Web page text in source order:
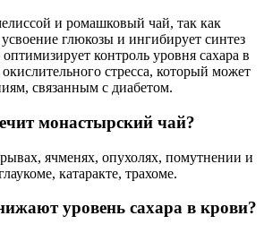
и ромашковый чай, так как
глюкозы и ингибирует синтез
контроль уровня сахара в
стресса, который может
связанным с диабетом.
монастырский чай?
ячменях, опухолях, помутнении и
катаракте, трахоме.
уровень сахара в крови?